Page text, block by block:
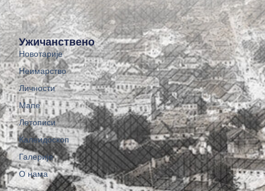
Ужичанствено
Новотарије
Неимарство
Личности
Мапе
Летописи
Калеидоскоп
Галерије
О нама